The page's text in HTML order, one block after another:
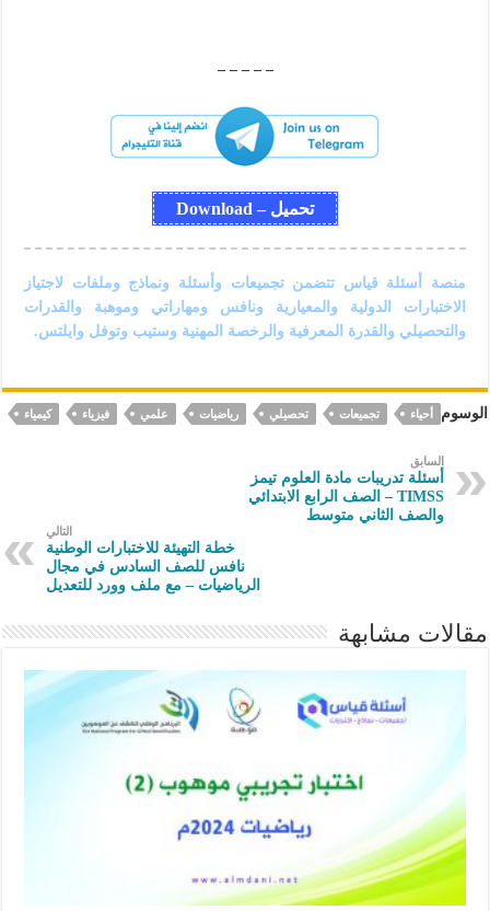
– – – – –
تحميل – Download
منصة أسئلة قياس تتضمن تجميعات وأسئلة ونماذج وملفات لاجتياز
الاختبارات الدولية والمعيارية ونافس ومهاراتي وموهبة والقدرات
والتحصيلي والقدرة المعرفية والرخصة المهنية وستيب وتوفل وايلتس.
الوسوم أحياء تجميعات تحصيلي رياضيات علمي فيزياء كيمياء
السابق
أسئلة تدريبات مادة العلوم تيمز
TIMSS – الصف الرابع الابتدائي
والصف الثاني متوسط
التالي
خطة التهيئة للاختبارات الوطنية
نافس للصف السادس في مجال
الرياضيات – مع ملف وورد للتعديل
مقالات مشابهة